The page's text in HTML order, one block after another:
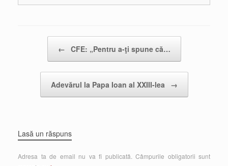
← CFE: „Pentru a-ţi spune că…
Adevărul la Papa Ioan al XXIII-lea →
Lasă un răspuns
Adresa ta de email nu va fi publicată. Câmpurile obligatorii sunt